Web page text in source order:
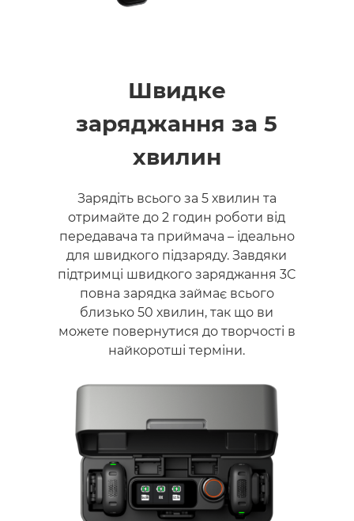
Швидке
заряджання за 5
хвилин
Зарядіть всього за 5 хвилин та
отримайте до 2 годин роботи від
передавача та приймача – ідеально
для швидкого підзаряду. Завдяки
підтримці швидкого заряджання 3C
повна зарядка займає всього
близько 50 хвилин, так що ви
можете повернутися до творчості в
найкоротші терміни.